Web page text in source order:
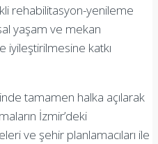
rehabilitasyon-yenileme
yaşam ve mekan
iyileştirilmesine katkı
tamamen halka açılarak
İzmir’deki
ve şehir planlamacıları ile